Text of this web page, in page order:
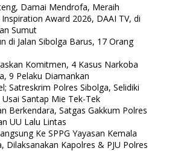
Damai Mendrofa, Meraih
Award 2026, DAAI TV, di
Sumut
di Jalan Sibolga Barus, 17 Orang
Komitmen, 4 Kasus Narkoba
9 Pelaku Diamankan
Satreskrim Polres Sibolga, Selidiki
Santap Mie Tek-Tek
Berkendara, Satgas Gakkum Polres
UU Lalu Lintas
Ke SPPG Yayasan Kemala
Dilaksanakan Kapolres & PJU Polres